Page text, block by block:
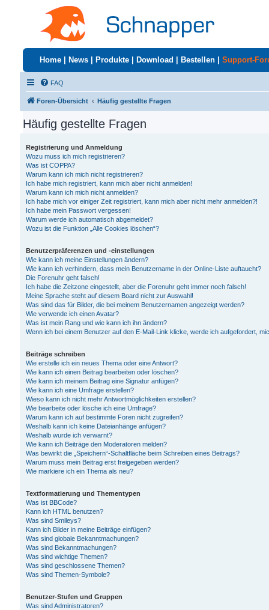
Home News Produkte Download Bestellen Support-
FAQ
Foren-Übersicht Häufig gestellte Fragen
Häufig gestellte Fragen
Registrierung und Anmeldung
Wozu muss ich mich registrieren?
Was ist COPPA?
Warum kann ich mich nicht registrieren?
Ich habe mich registriert, kann mich aber nicht anmelden!
Warum kann ich mich nicht anmelden?
Ich habe mich vor einiger Zeit registriert, kann mich aber nicht mehr anmelden?!
Ich habe mein Passwort vergessen!
Warum werde ich automatisch abgemeldet?
Wozu ist die Funktion „Alle Cookies löschen“?
Benutzerpräferenzen und -einstellungen
Wie kann ich meine Einstellungen ändern?
Wie kann ich verhindern, dass mein Benutzername in der Online-Liste auftaucht?
Die Forenuhr geht falsch!
Ich habe die Zeitzone eingestellt, aber die Forenuhr geht immer noch falsch!
Meine Sprache steht auf diesem Board nicht zur Auswahl!
Was sind das für Bilder, die bei meinem Benutzernamen angezeigt werden?
Wie verwende ich einen Avatar?
Was ist mein Rang und wie kann ich ihn ändern?
Wenn ich bei einem Benutzer auf den E-Mail-Link klicke, werde ich aufgefordert,
Beiträge schreiben
Wie erstelle ich ein neues Thema oder eine Antwort?
Wie kann ich einen Beitrag bearbeiten oder löschen?
Wie kann ich meinem Beitrag eine Signatur anfügen?
Wie kann ich eine Umfrage erstellen?
Wieso kann ich nicht mehr Antwortmöglichkeiten erstellen?
Wie bearbeite oder lösche ich eine Umfrage?
Warum kann ich auf bestimmte Foren nicht zugreifen?
Weshalb kann ich keine Dateianhänge anfügen?
Weshalb wurde ich verwarnt?
Wie kann ich Beiträge den Moderatoren melden?
Was bewirkt die „Speichern“-Schaltfläche beim Schreiben eines Beitrags?
Warum muss mein Beitrag erst freigegeben werden?
Wie markiere ich ein Thema als neu?
Textformatierung und Thementypen
Was ist BBCode?
Kann ich HTML benutzen?
Was sind Smileys?
Kann ich Bilder in meine Beiträge einfügen?
Was sind globale Bekanntmachungen?
Was sind Bekanntmachungen?
Was sind wichtige Themen?
Was sind geschlossene Themen?
Was sind Themen-Symbole?
Benutzer-Stufen und Gruppen
Was sind Administratoren?